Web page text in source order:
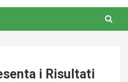
i Risultati